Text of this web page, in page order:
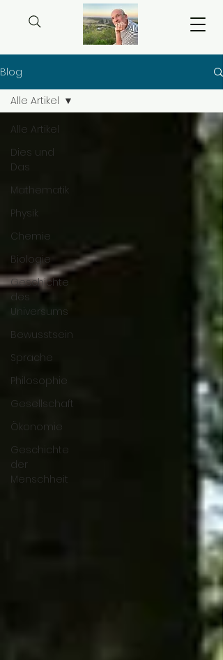
Blog
Alle Artikel
Dies und
Das
Mathematik
Physik
Chemie
Biologie
Geschichte
des
Universums
Bewusstsein
Sprache
Philosophie
Gesellschaft
Ökonomie
Geschichte
der
Menschheit
Alle Artikel